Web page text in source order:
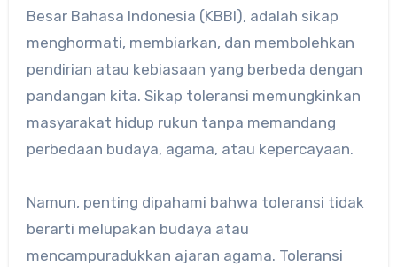
Besar Bahasa Indonesia (KBBI), adalah sikap
menghormati, membiarkan, dan membolehkan
pendirian atau kebiasaan yang berbeda dengan
pandangan kita. Sikap toleransi memungkinkan
masyarakat hidup rukun tanpa memandang
perbedaan budaya, agama, atau kepercayaan.
Namun, penting dipahami bahwa toleransi tidak
berarti melupakan budaya atau
mencampuradukkan ajaran agama. Toleransi